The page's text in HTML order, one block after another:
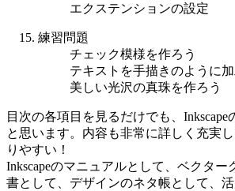
エクステンションの設定
練習問題
チェック模様を作ろう
テキストを手描きのように
美しい光沢の真珠を作ろう
目次の各項目を見るだけでも、Inkscape
と思います。内容も非常に詳しく充実
りやすい！
Inkscapeのマニュアルとして、ベクター
書として、デザインのネタ帳として、